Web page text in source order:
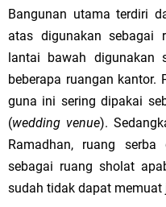
Bangunan utama terdiri
atas digunakan sebagai
lantai bawah digunakan
beberapa ruangan kantor.
guna ini sering dipakai
(wedding venue).
Ramadhan, ruang
sebagai ruang sholat
sudah tidak dapat memuat